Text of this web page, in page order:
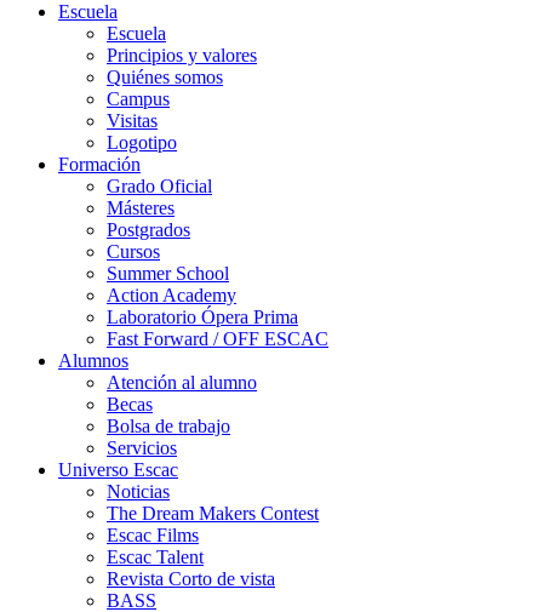
Escuela
Escuela
Principios y valores
Quiénes somos
Campus
Visitas
Logotipo
Formación
Grado Oficial
Másteres
Postgrados
Cursos
Summer School
Action Academy
Laboratorio Ópera Prima
Fast Forward / OFF ESCAC
Alumnos
Atención al alumno
Becas
Bolsa de trabajo
Servicios
Universo Escac
Noticias
The Dream Makers Contest
Escac Films
Escac Talent
Revista Corto de vista
BASS